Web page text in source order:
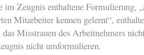
im Zeugnis enthaltene Formulierung,
Mitarbeiter kennen gelernt“,
das Misstrauen des Arbeitnehmers
nicht umformulieren.